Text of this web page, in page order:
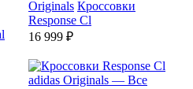
Originals Кроссовки
Response Cl
16 999 ₽